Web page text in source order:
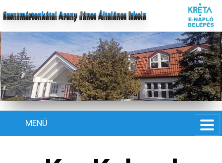
Szentmártonkátai Arany János Általános Iskola
MENÜ